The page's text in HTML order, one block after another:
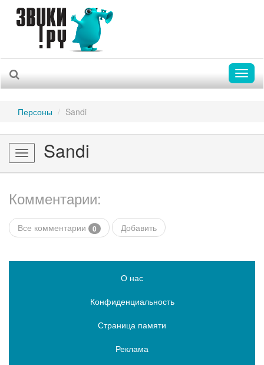
Персоны Sandi
Toggle
navigation
Sandi
Комментарии:
Все комментарии 0 Добавить
О нас
Конфиденциальность
Страница памяти
Реклама